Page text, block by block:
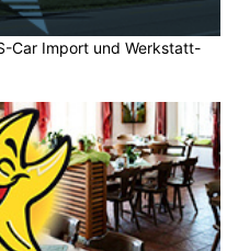
Car Import und Werkstatt-